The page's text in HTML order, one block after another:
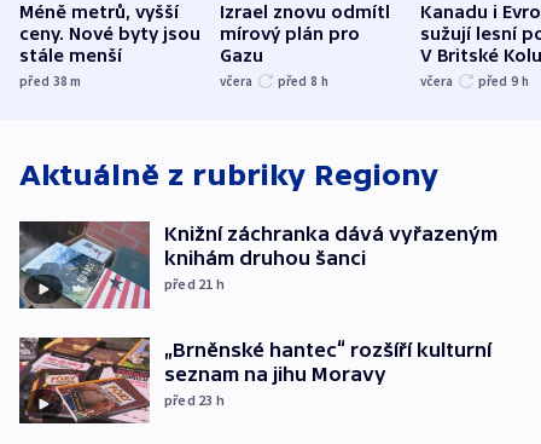
Méně metrů, vyšší
ceny. Nové byty jsou
stále menší
před 38m
Izrael znovu odmítl
mírový plán pro
Gazu
včera před 8 h
Kanadu i
sužují lesní
V Britské
evakuovali
včera před 9 h
Aktuálně z rubriky Regiony
Knižní záchranka dává vyřazeným
knihám druhou šanci
před 21 h
„Brněnské hantec“ rozšíří kulturní
seznam na jihu Moravy
před 23 h